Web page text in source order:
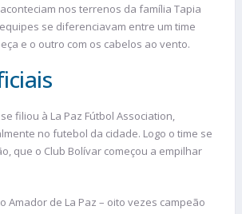
nos terrenos da família Tapia
se diferenciavam entre um time
e o outro com os cabelos ao vento.
filiou à La Paz Fútbol Association,
no futebol da cidade. Logo o time se
que o Club Bolívar começou a empilhar
Amador de La Paz – oito vezes campeão